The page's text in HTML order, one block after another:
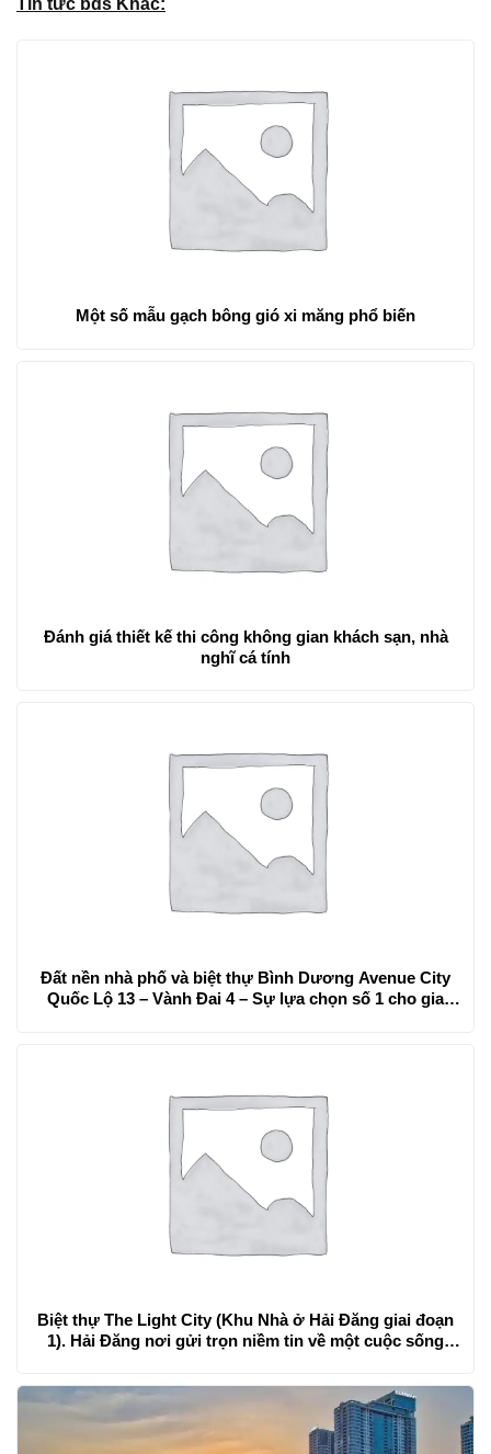
Tin tức bds Khác:
Một số mẫu gạch bông gió xi măng phổ biến
Đánh giá thiết kế thi công không gian khách sạn, nhà
nghĩ cá tính
Đất nền nhà phố và biệt thự Bình Dương Avenue City
Quốc Lộ 13 – Vành Đai 4 – Sự lựa chọn số 1 cho gia
Biệt thự The Light City (Khu Nhà ở Hải Đăng giai đoạn
1). Hải Đăng nơi gửi trọn niềm tin về một cuộc sống